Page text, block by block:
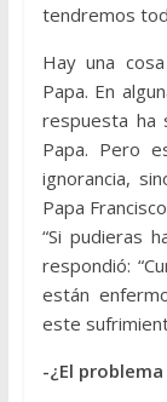
tendremos
Hay una
Papa. En
respuesta ha
Papa. Pero
ignorancia,
Papa
“Si pudieras
respondió:
están
este
-¿El